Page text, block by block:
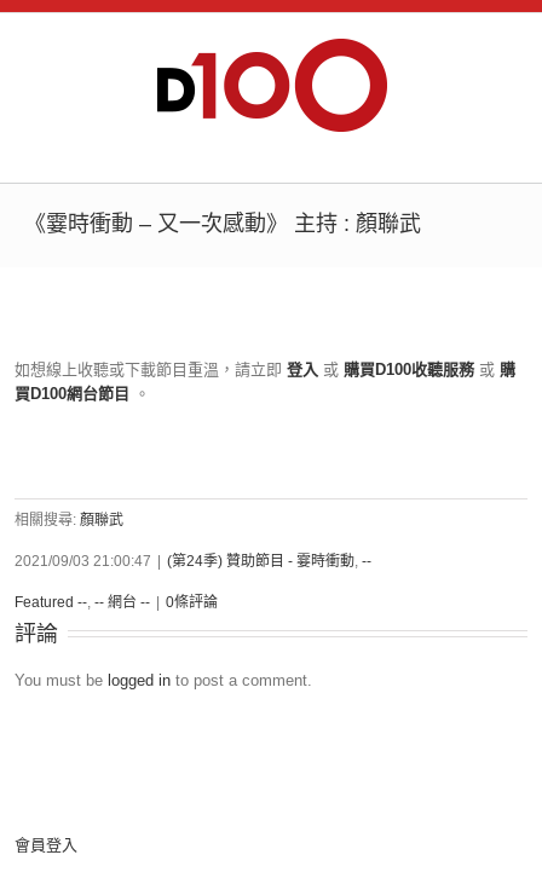
《霎時衝動 – 又一次感動》 主持 : 顏聯武
如想線上收聽或下載節目重溫，請立即 登入 或 購買D100收聽服務 或 購
買D100網台節目
。
相關搜尋: 顏聯武
2021/09/03 21:00:47 (第24季) 贊助節目 - 霎時衝動, --
Featured --, -- 網台 -- 0條評論
評論
You must be logged in to post a comment.
會員登入